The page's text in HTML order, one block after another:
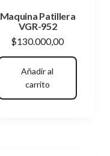
Maquina Patillera
VGR-952
$130.000,00
Añadir al
carrito